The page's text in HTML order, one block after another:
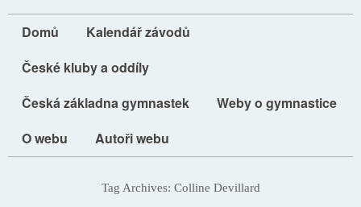
Domů
Kalendář závodů
České kluby a oddíly
Česká základna gymnastek
Weby o gymnastice
O webu
Autoři webu
Tag Archives: Colline Devillard